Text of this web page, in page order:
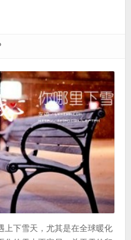
上下雪天，尤其是在全球暖化